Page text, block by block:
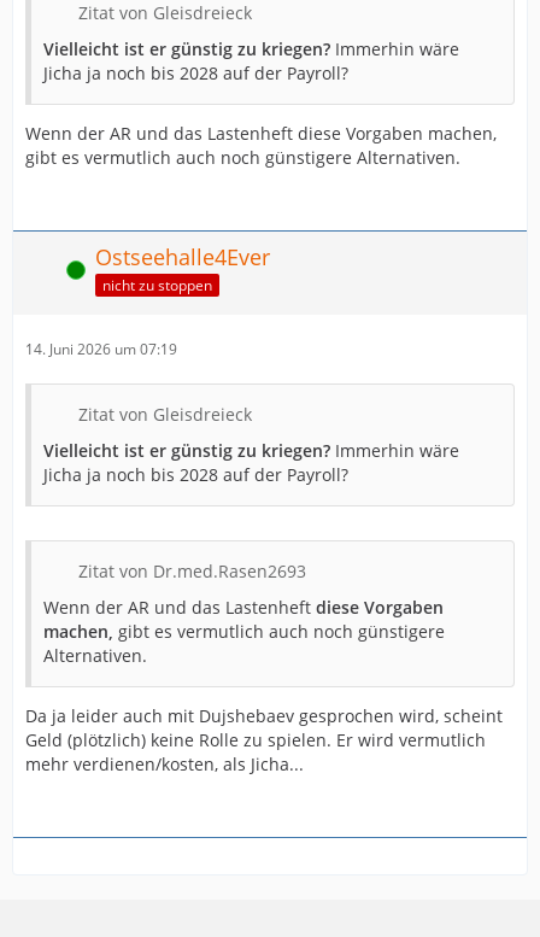
Zitat von Gleisdreieck
Vielleicht ist er günstig zu kriegen? Immerhin wäre
Jicha ja noch bis 2028 auf der Payroll?
Wenn der AR und das Lastenheft diese Vorgaben machen,
gibt es vermutlich auch noch günstigere Alternativen.
Online Ostseehalle4Ever
nicht zu stoppen
14. Juni 2026 um 07:19
Zitat von Gleisdreieck
Vielleicht ist er günstig zu kriegen? Immerhin wäre
Jicha ja noch bis 2028 auf der Payroll?
Zitat von Dr.med.Rasen2693
Wenn der AR und das Lastenheft diese Vorgaben
machen, gibt es vermutlich auch noch günstigere
Alternativen.
Da ja leider auch mit Dujshebaev gesprochen wird, scheint
Geld (plötzlich) keine Rolle zu spielen. Er wird vermutlich
mehr verdienen/kosten, als Jicha...